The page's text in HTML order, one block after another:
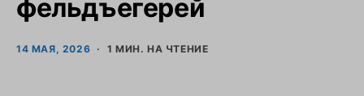
фельдъегерей
14 МАЯ, 2026 1 МИН. НА ЧТЕНИЕ